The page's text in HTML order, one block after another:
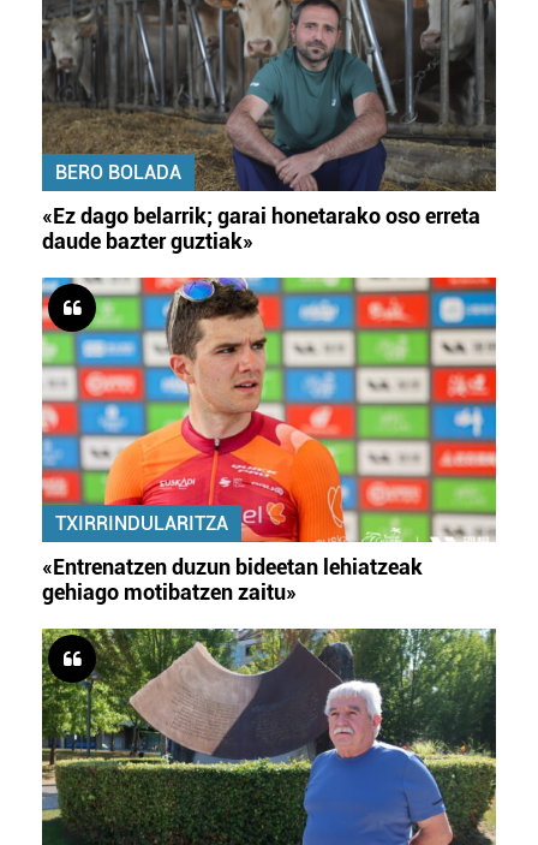
BERO BOLADA
«Ez dago belarrik; garai honetarako oso erreta
daude bazter guztiak»
TXIRRINDULARITZA
«Entrenatzen duzun bideetan lehiatzeak
gehiago motibatzen zaitu»